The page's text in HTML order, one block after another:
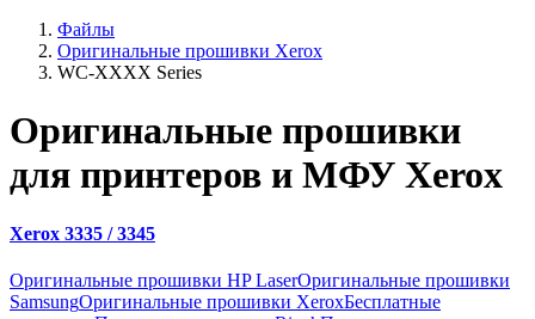
Файлы
Оригинальные прошивки Xerox
WC-XXXX Series
Оригинальные прошивки
для принтеров и МФУ Xerox
Xerox 3335 / 3345
Оригинальные прошивки HP LaserОригинальные прошивки
SamsungОригинальные прошивки XeroxБесплатные